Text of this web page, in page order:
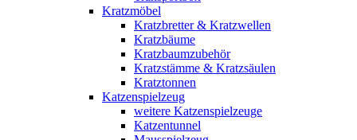
Kratzmöbel
Kratzbretter & Kratzwellen
Kratzbäume
Kratzbaumzubehör
Kratzstämme & Kratzsäulen
Kratztonnen
Katzenspielzeug
weitere Katzenspielzeuge
Katzentunnel